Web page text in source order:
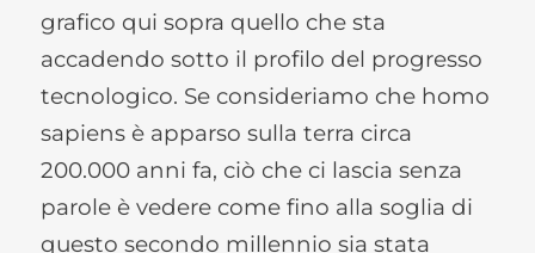
grafico qui sopra quello che sta
accadendo sotto il profilo del progresso
tecnologico. Se consideriamo che homo
sapiens è apparso sulla terra circa
200.000 anni fa, ciò che ci lascia senza
parole è vedere come fino alla soglia di
questo secondo millennio sia stata